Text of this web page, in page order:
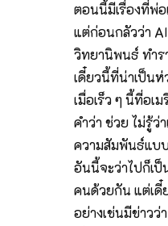
ตอนนี้มีเรื่องที่พ่
แต่ก่อนกลัวว่า
วิทยานิพนธ์ ทำร
เดี๋ยวนี้ที่น่าเป็น
เมื่อเร็ว ๆ นี้ที่อเ
คำว่า ช่วย ไม่รู้ว่
ความสัมพันธ์แบ
อันนี้จะว่าไปก็เป็
คนด้วยกัน แต่เดี๋
อย่างเช่นมีข่าวว่